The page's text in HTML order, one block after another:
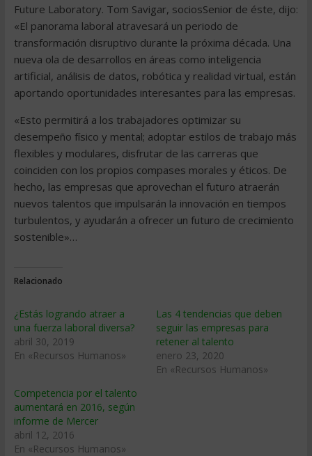
Future Laboratory. Tom Savigar, sociosSenior de éste, dijo:
«El panorama laboral atravesará un periodo de
transformación disruptivo durante la próxima década. Una
nueva ola de desarrollos en áreas como inteligencia
artificial, análisis de datos, robótica y realidad virtual, están
aportando oportunidades interesantes para las empresas.
«Esto permitirá a los trabajadores optimizar su
desempeño físico y mental; adoptar estilos de trabajo más
flexibles y modulares, disfrutar de las carreras que
coinciden con los propios compases morales y éticos. De
hecho, las empresas que aprovechan el futuro atraerán
nuevos talentos que impulsarán la innovación en tiempos
turbulentos, y ayudarán a ofrecer un futuro de crecimiento
sostenible»…
Relacionado
¿Estás logrando atraer a
una fuerza laboral diversa?
abril 30, 2019
En «Recursos Humanos»
Las 4 tendencias que deben
seguir las empresas para
retener al talento
enero 23, 2020
En «Recursos Humanos»
Competencia por el talento
aumentará en 2016, según
informe de Mercer
abril 12, 2016
En «Recursos Humanos»